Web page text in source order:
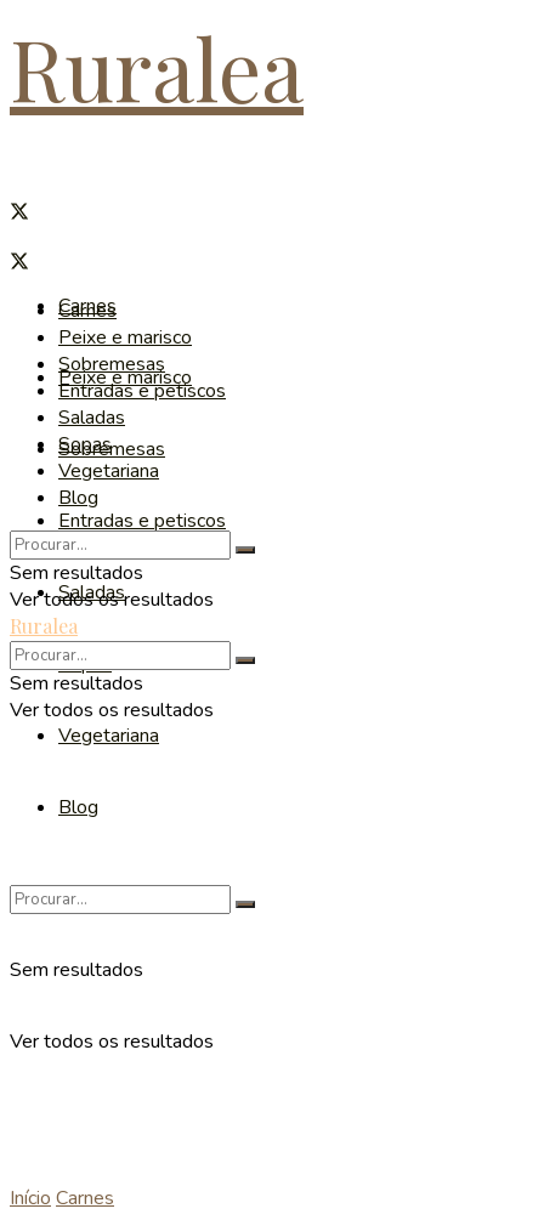
Ruralea
Carnes
Peixe e marisco
Sobremesas
Entradas e petiscos
Saladas
Sopas
Vegetariana
Blog
Sem resultados
Ver todos os resultados
Carnes
Peixe e marisco
Sobremesas
Entradas e petiscos
Saladas
Sopas
Vegetariana
Blog
Sem resultados
Ver todos os resultados
Ruralea
Sem resultados
Ver todos os resultados
Início Carnes